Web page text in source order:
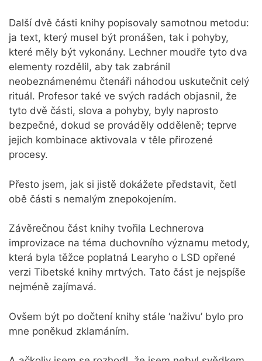
Další dvě části knihy popisovaly samotnou metodu:
ja text, který musel být pronášen, tak i pohyby,
které měly být vykonány. Lechner moudře tyto dva
elementy rozdělil, aby tak zabránil
neobeznámenému čtenáři náhodou uskutečnit celý
rituál. Profesor také ve svých radách objasnil, že
tyto dvě části, slova a pohyby, byly naprosto
bezpečné, dokud se prováděly odděleně; teprve
jejich kombinace aktivovala v těle přirozené
procesy.
Přesto jsem, jak si jistě dokážete představit, četl
obě části s nemalým znepokojením.
Závěrečnou část knihy tvořila Lechnerova
improvizace na téma duchovního významu metody,
která byla těžce poplatná Learyho o LSD opřené
verzi Tibetské knihy mrtvých. Tato část je nejspíše
nejméně zajímavá.
Ovšem být po dočtení knihy stále ‘naživu’ bylo pro
mne poněkud zklamáním.